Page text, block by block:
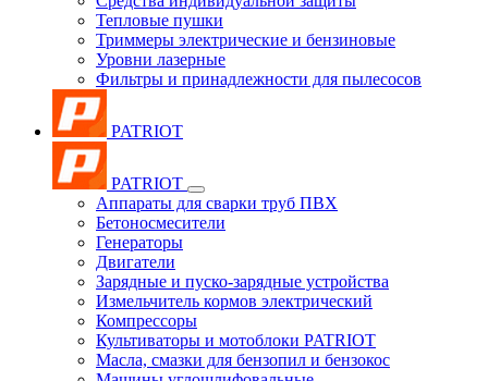
Тепловые пушки
Триммеры электрические и бензиновые
Уровни лазерные
Фильтры и принадлежности для пылесосов
PATRIOT
PATRIOT
Аппараты для сварки труб ПВХ
Бетоносмесители
Генераторы
Двигатели
Зарядные и пуско-зарядные устройства
Измельчитель кормов электрический
Компрессоры
Культиваторы и мотоблоки PATRIOT
Масла, смазки для бензопил и бензокос